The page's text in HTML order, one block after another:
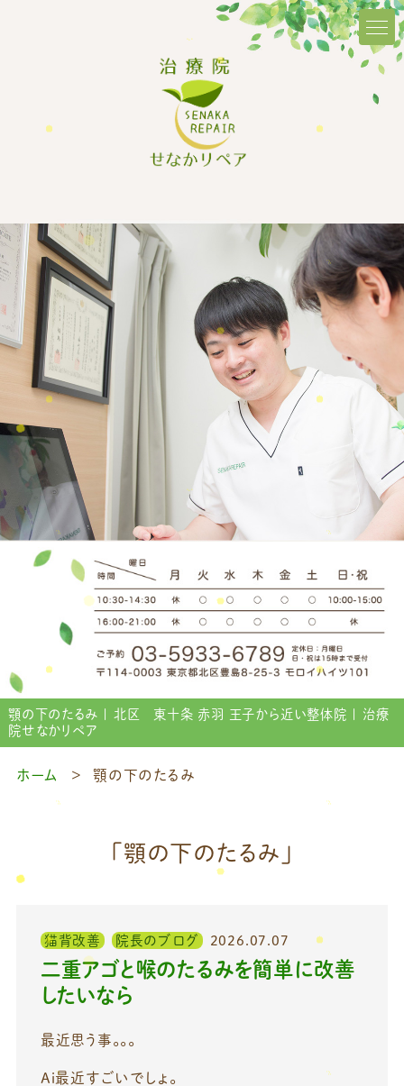
顎の下のたるみ | 北区 東十条 赤羽 王子から近い整体院 | 治療
院せなかリペア
ホーム 顎の下のたるみ
「顎の下のたるみ」
猫背改善 院長のブログ 2026.07.07
二重アゴと喉のたるみを簡単に改善
したいなら
最近思う事。。。
Ai最近すごいでしょ。